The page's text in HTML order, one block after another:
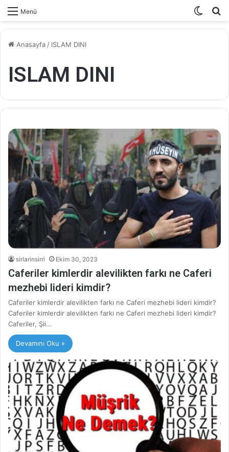
Menü
Dış
Anasayfa / ISLAM DINI
ISLAM DINI
sirlarinsirri Ekim 30, 2023
Caferiler kimlerdir alevilikten farkı ne Caferi
mezhebi lideri kimdir?
Caferiler kimlerdir alevilikten farkı ne Caferi mezhebi lideri kimdir?
Caferiler kimlerdir alevilikten farkı ne Caferi mezhebi lideri kimdir?
Caferiler, Şii…
Devamını Oku »